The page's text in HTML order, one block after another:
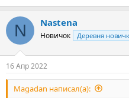
N Nastena
Новичок Деревня
16 Апр 2022
Magadan написал(а):